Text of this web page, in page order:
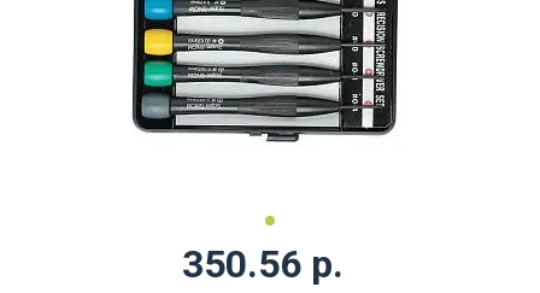
350.56 р.